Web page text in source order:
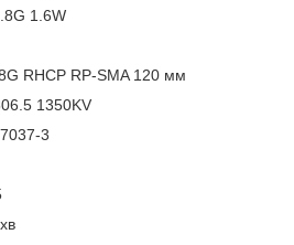
1.6W
RHCP RP-SMA 120 мм
1350KV
3